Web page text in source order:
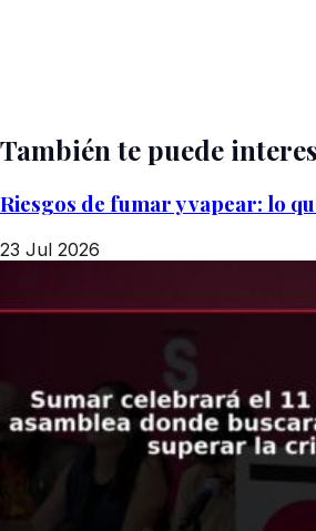
También te puede
Riesgos de fumar y vapear: lo
23 Jul 2026